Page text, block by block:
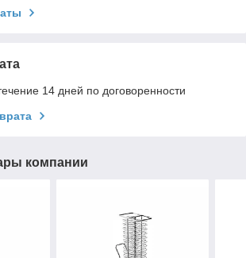
14 дней по договоренности
компании